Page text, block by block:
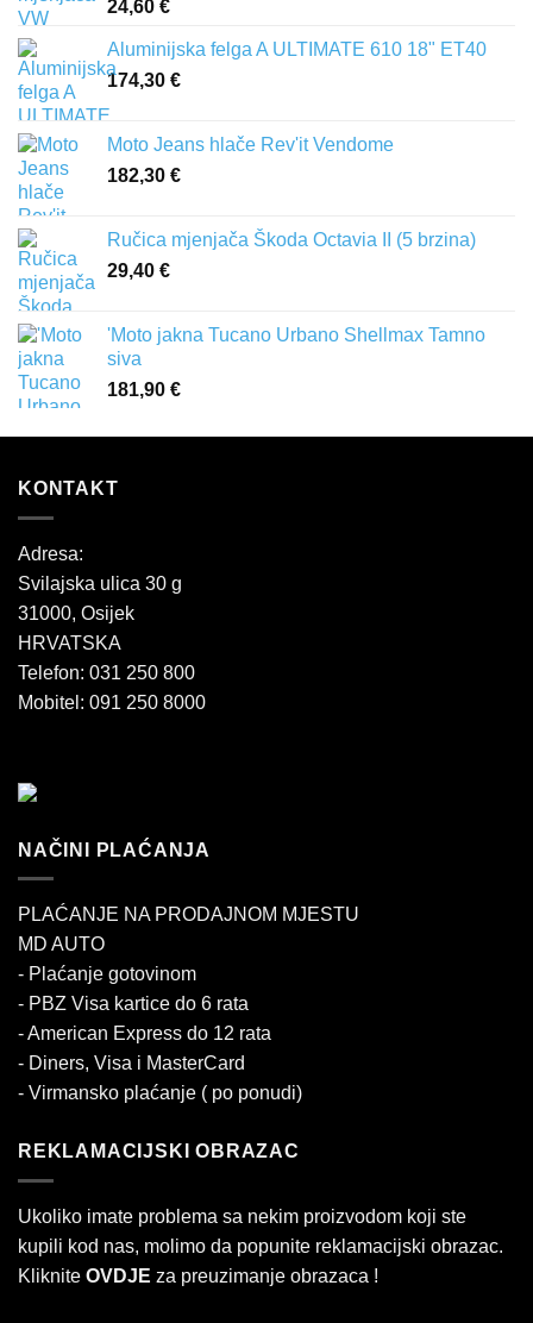
24,60 €
Aluminijska felga A ULTIMATE 610 18" ET40
174,30 €
Moto Jeans hlače Rev'it Vendome
182,30 €
Ručica mjenjača Škoda Octavia II (5 brzina)
29,40 €
'Moto jakna Tucano Urbano Shellmax Tamno
siva
181,90 €
KONTAKT
Adresa:
Svilajska ulica 30 g
31000, Osijek
HRVATSKA
Telefon: 031 250 800
Mobitel: 091 250 8000
NAČINI PLAĆANJA
PLAĆANJE NA PRODAJNOM MJESTU
MD AUTO
- Plaćanje gotovinom
- PBZ Visa kartice do 6 rata
- American Express do 12 rata
- Diners, Visa i MasterCard
- Virmansko plaćanje ( po ponudi)
REKLAMACIJSKI OBRAZAC
Ukoliko imate problema sa nekim proizvodom koji ste
kupili kod nas, molimo da popunite reklamacijski obrazac.
Kliknite OVDJE za preuzimanje obrazaca !